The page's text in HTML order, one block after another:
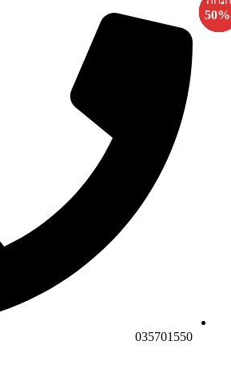
035701550
----------------